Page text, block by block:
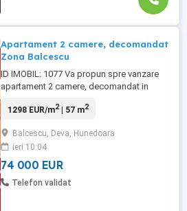
Apartament 2 camere, decomandat
Zona Balcescu
ID IMOBIL: 1077 Va propun spre vanzare
apartament 2 camere, decomandat in
in bloc de 4 nivele bloc acoperit cu pod cu
catre Cetate) bloc din caramida SU 57 mp
bucatarie open space cu holul balcon
inchis ...
1298 EUR/m2| 57 m2
Balcescu, Deva, Hunedoara
ieri 10:04
74 000 EUR
Telefon validat